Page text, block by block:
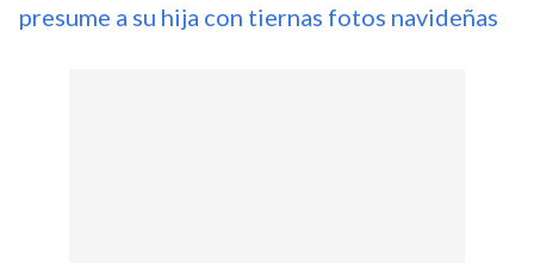
presume a su hija con tiernas fotos navideñas